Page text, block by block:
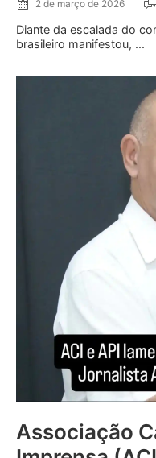
2 de março de 2026
Diante da escalada do
brasileiro manifestou, ...
Associação